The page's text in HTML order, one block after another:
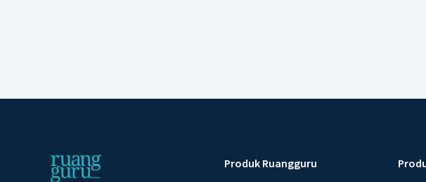
Produk Ruangguru